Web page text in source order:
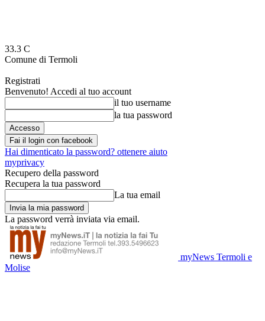
33.3 C
Comune di Termoli
Registrati
Benvenuto! Accedi al tuo account
il tuo username
la tua password
Fai il login con facebook
Hai dimenticato la password? ottenere aiuto
myprivacy
Recupero della password
Recupera la tua password
La tua email
La password verrà inviata via email.
myNews Termoli e
Molise